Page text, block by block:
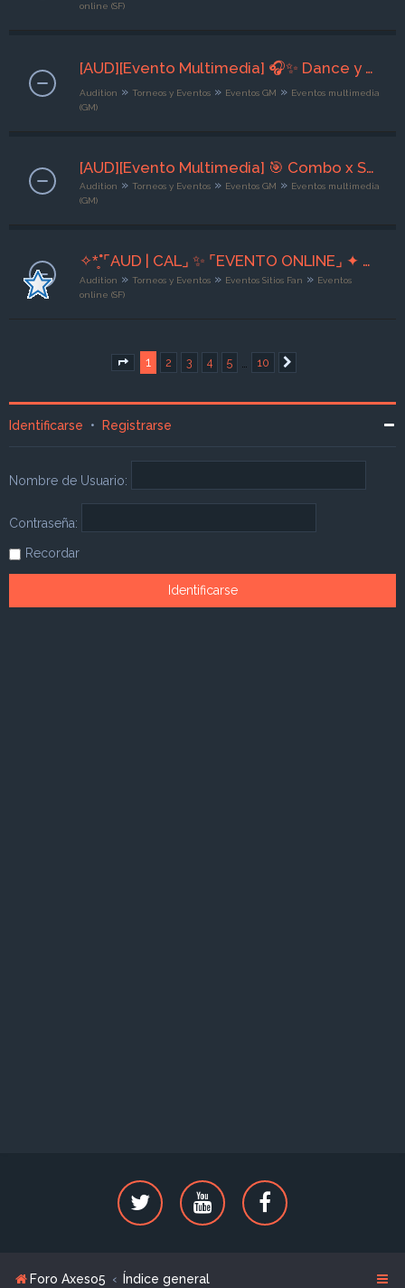
online (SF)
[AUD][Evento Multimedia] 🎧✨ Dance y Dance ✨🎧 [05/08-07/08/2026] GM Grimm
Audition » Torneos y Eventos » Eventos GM » Eventos multimedia
(GM)
[AUD][Evento Multimedia] 🎯 Combo x Score [05/08-07/08/2026] GM Grimm
Audition » Torneos y Eventos » Eventos GM » Eventos multimedia
(GM)
✧*̥˚⌜AUD | CAL⌟ ✨ ⌜EVENTO ONLINE⌟ ✦ ✨ Forever Dance ✨ ✦ ⌜7 de Agosto⌟ ✨ ⌜Org. Sheli <3⌟˚*̥✧
Audition » Torneos y Eventos » Eventos Sitios Fan » Eventos
online (SF)
Página1 de 10
1 2 3 4 5 10
Identificarse • Registrarse
Nombre de Usuario:
Contraseña:
Recordar
Foro Axeso5 Índice general